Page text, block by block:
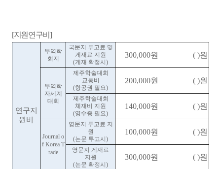
[지원연구비]
연구지
원비
무역학
회지
국문지 투고료 및
게재료 지원
(게재 확정시)
300,000원 ( )원
무역학
자세계
대회
제주학술대회
교통비
(항공권 필요)
200,000원 ( )원
제주학술대회
체재비 지원
(영수증 필요)
140,000원 ( )원
Journal o
f Korea T
rade
영문지 투고료 지
원
(논문 투고시)
100,000원 ( )원
영문지 게재료
지원
(논문 확정시)
300,000원 ( )원